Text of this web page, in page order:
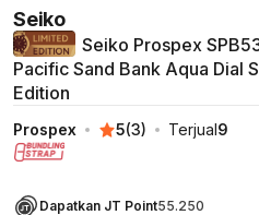
Seiko
Seiko Prospex
Pacific Sand Bank Aqua Dial
Edition
Prospex 5(3) Terjual9
Dapatkan JT Point55.250